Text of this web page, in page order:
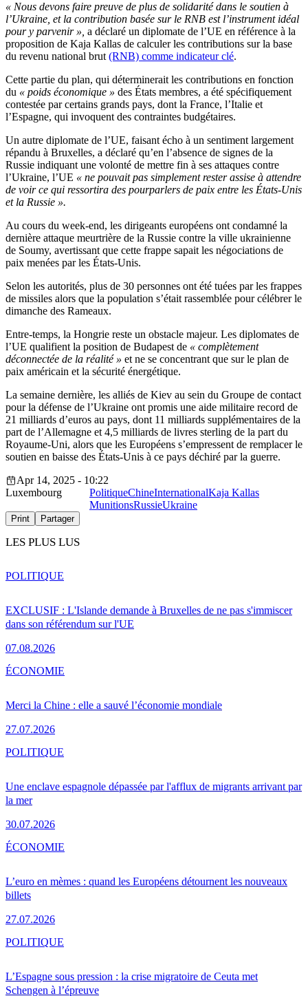
« Nous devons faire preuve de plus de solidarité dans le soutien à
l’Ukraine, et la contribution basée sur le RNB est l’instrument idéal
pour y parvenir », a déclaré un diplomate de l’UE en référence à la
proposition de Kaja Kallas de calculer les contributions sur la base
du revenu national brut (RNB) comme indicateur clé.
Cette partie du plan, qui déterminerait les contributions en fonction
du « poids économique » des États membres, a été spécifiquement
contestée par certains grands pays, dont la France, l’Italie et
l’Espagne, qui invoquent des contraintes budgétaires.
Un autre diplomate de l’UE, faisant écho à un sentiment largement
répandu à Bruxelles, a déclaré qu’en l’absence de signes de la
Russie indiquant une volonté de mettre fin à ses attaques contre
l’Ukraine, l’UE « ne pouvait pas simplement rester assise à attendre
de voir ce qui ressortira des pourparlers de paix entre les États-Unis
et la Russie ».
Au cours du week-end, les dirigeants européens ont condamné la
dernière attaque meurtrière de la Russie contre la ville ukrainienne
de Soumy, avertissant que cette frappe sapait les négociations de
paix menées par les États-Unis.
Selon les autorités, plus de 30 personnes ont été tuées par les frappes
de missiles alors que la population s’était rassemblée pour célébrer le
dimanche des Rameaux.
Entre-temps, la Hongrie reste un obstacle majeur. Les diplomates de
l’UE qualifient la position de Budapest de « complètement
déconnectée de la réalité » et ne se concentrant que sur le plan de
paix américain et la sécurité énergétique.
La semaine dernière, les alliés de Kiev au sein du Groupe de contact
pour la défense de l’Ukraine ont promis une aide militaire record de
21 milliards d’euros au pays, dont 11 milliards supplémentaires de la
part de l’Allemagne et 4,5 milliards de livres sterling de la part du
Royaume-Uni, alors que les Européens s’empressent de remplacer le
soutien en baisse des États-Unis à ce pays déchiré par la guerre.
Apr 14, 2025 - 10:22
Luxembourg
PolitiqueChineInternationalKaja Kallas
MunitionsRussieUkraine
Print Partager
LES PLUS LUS
EXCLUSIF : L'Islande demande à Bruxelles de ne pas s'immiscer
dans son référendum sur l'UE
07.08.2026
POLITIQUE
Merci la Chine : elle a sauvé l’économie mondiale
27.07.2026
ÉCONOMIE
Une enclave espagnole dépassée par l'afflux de migrants arrivant par
la mer
30.07.2026
POLITIQUE
L’euro en mèmes : quand les Européens détournent les nouveaux
billets
27.07.2026
ÉCONOMIE
L’Espagne sous pression : la crise migratoire de Ceuta met
Schengen à l’épreuve
POLITIQUE